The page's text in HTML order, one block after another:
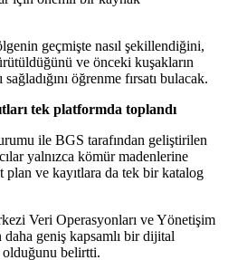
geçmişte nasıl şekillendiğini,
ve önceki kuşakların
öğrenme fırsatı bulacak.
tek platformda toplandı
ile BGS tarafından geliştirilen
yalnızca kömür madenlerine
ve kayıtlara da tek bir katalog
Veri Operasyonları ve Yönetişim
geniş kapsamlı bir dijital
olduğunu belirtti.